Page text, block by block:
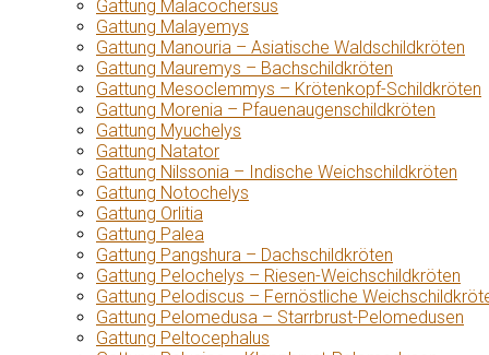
Gattung Malacochersus
Gattung Malayemys
Gattung Manouria – Asiatische Waldschildkröten
Gattung Mauremys – Bachschildkröten
Gattung Mesoclemmys – Krötenkopf-Schildkröten
Gattung Morenia – Pfauenaugenschildkröten
Gattung Myuchelys
Gattung Natator
Gattung Nilssonia – Indische Weichschildkröten
Gattung Notochelys
Gattung Orlitia
Gattung Palea
Gattung Pangshura – Dachschildkröten
Gattung Pelochelys – Riesen-Weichschildkröten
Gattung Pelodiscus – Fernöstliche
Gattung Pelomedusa – Starrbrust-Pelomedusen
Gattung Peltocephalus